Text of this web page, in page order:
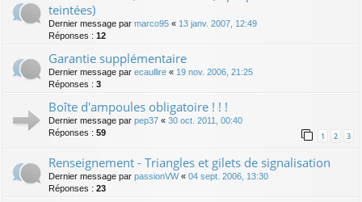
teintées)
Dernier message par marco95 « 13 janv. 2007, 12:49
Réponses : 12
Garantie supplémentaire
Dernier message par ecaullire « 19 nov. 2006, 21:25
Réponses : 3
Boîte d'ampoules obligatoire ! ! !
Dernier message par pep37 « 30 oct. 2011, 00:40
Réponses : 59 1 2 3
Renseignement - Triangles et gilets de signalisation
Dernier message par passionVW« 04 sept. 2006, 13:30
Réponses : 23